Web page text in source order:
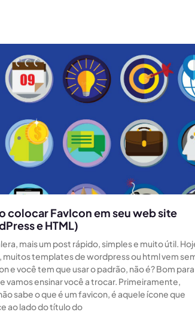
colocar FavIcon em seu web site
e HTML)
mais um post rápido, simples e muito útil.
muitos templates de wordpress ou html vem
e você tem que usar o padrão, não é? Bom para
vamos ensinar você a trocar. Primeiramente,
sabe o que é um favicon, é aquele ícone que
ao lado do título do